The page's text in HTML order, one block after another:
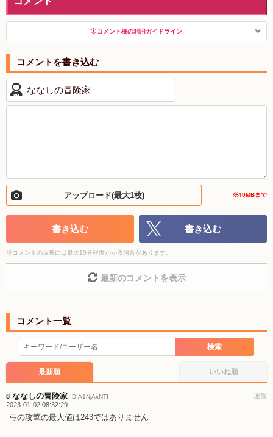
コメント欄の利用ガイドライン
以下の書き込みを禁止とし、場合によってはコメント削除や書き込
み制限を行う可能性がございます。 あらかじめご了承ください。
・公序良俗に反する投稿
・外部サイトへの誘導や宣伝
・アカウントの売買など金銭が絡む内容の投稿
・各ゲームのネタバレを含む内容の投稿
・その他、管理者が不適切と判断した投稿
コメントの削除につきましては下記フォームより申請を
いただけますでしょうか。
コメントの削除を申請する
※投稿内容を確認後、順次対
ください。
また、過度な利用規約の違反や、弊社に損害の及ぶ内容の書き込み
があった場合は、法的措置をとらせていただく場合もございますの
で、あらかじめご理解くださいませ。
アップロード(最大1枚) ※40MBまで
書き込む 書き込む
※ コメントの反映には最大10分程度かかる場合があります。
最新のコメントを表示
検索
最新順 いいね順
8 ななしの冒険家 ID:A1NjAxNTI
2023-01-02 08:32:29
通報
弓の攻撃の最大値は243ではありません